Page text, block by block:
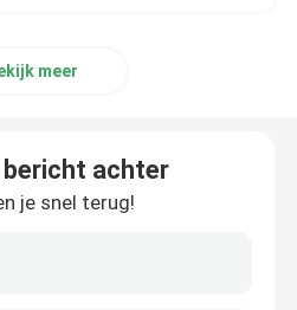
meer
bericht achter
je snel terug!